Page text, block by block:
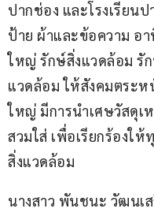
ปากช่อง และโรงเรียน
ป้าย ผ้าและข้อความ อา
ใหญ่ รักษ์สิ่งแวดล้อม รั
แวดล้อม ให้สังคมตระ
ใหญ่ มีการนำเศษวัสดุเ
สวมใส่ เพื่อเรียกร้องใ
สิ่งแวดล้อม
นางสาว พันชนะ วัฒนเ